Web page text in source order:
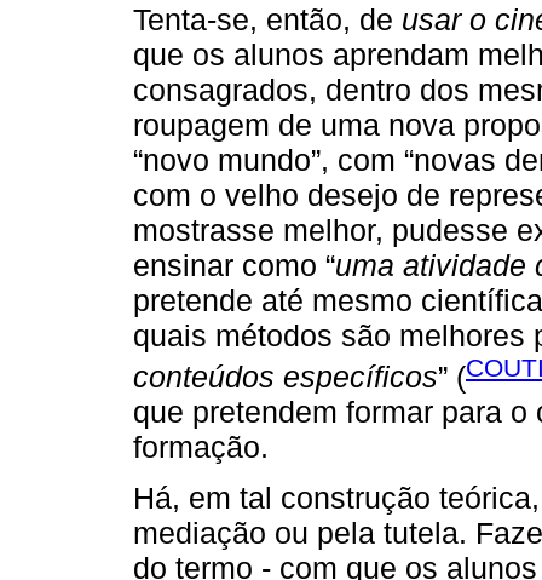
Tenta-se, então, de usar o
que os alunos aprendam
consagrados, dentro dos
roupagem de uma nova
“novo mundo”, com “novas
com o velho desejo de
mostrasse melhor, pudesse
ensinar como “uma atividade
pretende até mesmo
quais métodos são melhores
conteúdos específicos” (
que pretendem formar para
formação.
Há, em tal construção
mediação ou pela tutela.
do termo - com que os